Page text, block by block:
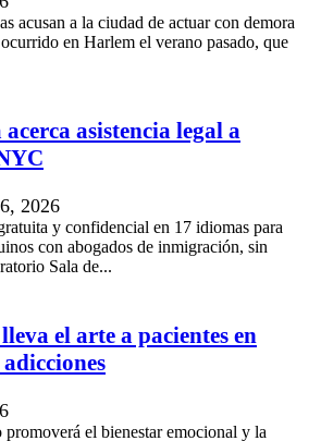
acusan a la ciudad de actuar con demora
en Harlem el verano pasado, que
asistencia legal a
2026
y confidencial en 17 idiomas para
con abogados de inmigración, sin
Sala de...
el arte a pacientes en
el bienestar emocional y la